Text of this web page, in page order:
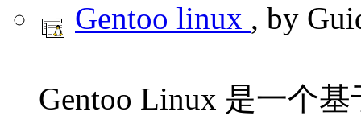
Gentoo linux , by
Gentoo Linux 是一个